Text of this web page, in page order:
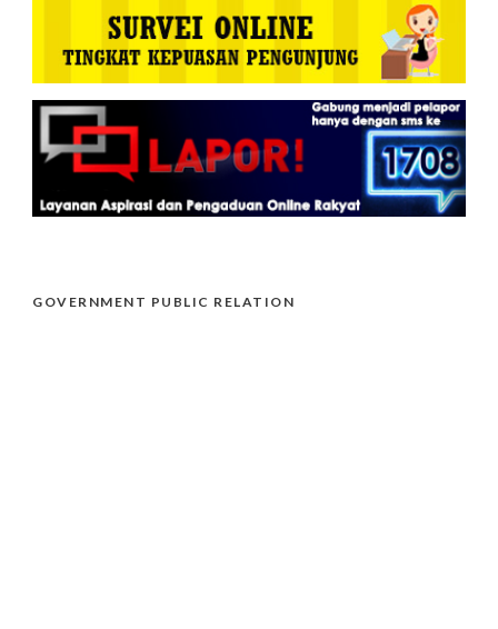
GOVERNMENT PUBLIC RELATION